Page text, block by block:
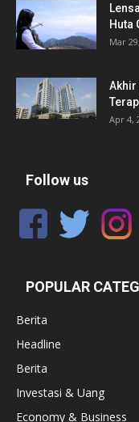
Huta
Mar
Akhir
Apr 4,
Follow us
POPULAR
Berita
Headline
Berita
Investasi & Uang
Economy & Business